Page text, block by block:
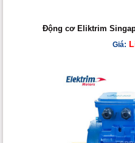
Động cơ Eliktrim
Giá: